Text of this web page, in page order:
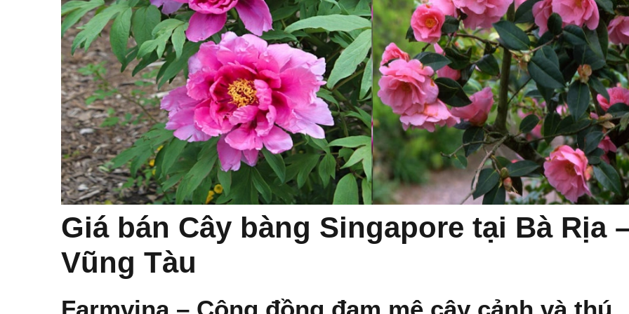
Giá bán Cây bàng Singapore tại Bà Rịa
Vũng Tàu